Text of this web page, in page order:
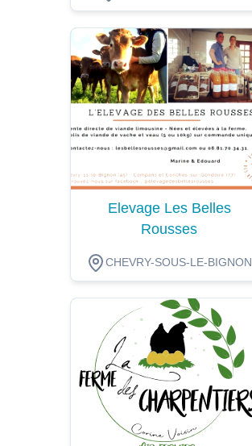
Dégustation
Elevage Les Belles
Rousses
CHEVRY-SOUS-LE-BIGNON
Dégustation